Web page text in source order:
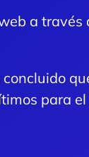
a través
para